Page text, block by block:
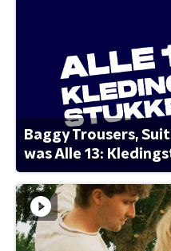
Baggy Trousers,
was Alle 13: